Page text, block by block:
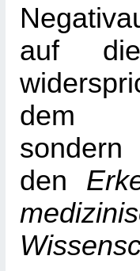
auf die
dem
den